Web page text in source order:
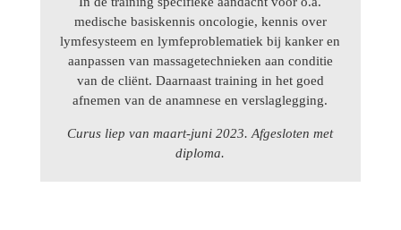
medische basiskennis oncologie, kennis over
lymfesysteem en lymfeproblematiek bij kanker en
aanpassen van massagetechnieken aan conditie
van de cliënt. Daarnaast training in het goed
afnemen van de anamnese en verslaglegging.
Curus liep van maart-juni 2023. Afgesloten met
diploma.